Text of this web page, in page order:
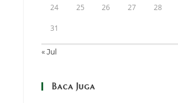
24 25 26 27 28
31
« Jul
Baca Juga